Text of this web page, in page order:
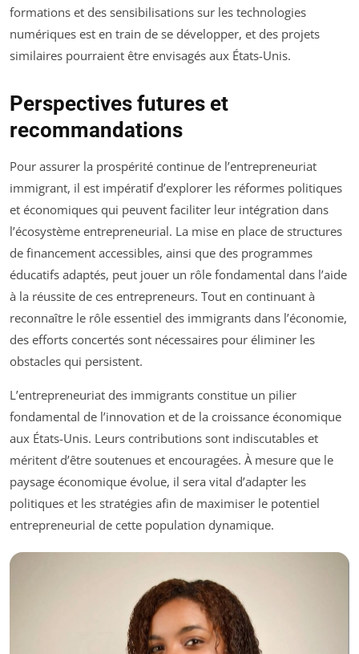
formations et des sensibilisations sur les technologies
numériques est en train de se développer, et des projets
similaires pourraient être envisagés aux États-Unis.
Perspectives futures et
recommandations
Pour assurer la prospérité continue de l’entrepreneuriat
immigrant, il est impératif d’explorer les réformes politiques
et économiques qui peuvent faciliter leur intégration dans
l’écosystème entrepreneurial. La mise en place de structures
de financement accessibles, ainsi que des programmes
éducatifs adaptés, peut jouer un rôle fondamental dans l’aide
à la réussite de ces entrepreneurs. Tout en continuant à
reconnaître le rôle essentiel des immigrants dans l’économie,
des efforts concertés sont nécessaires pour éliminer les
obstacles qui persistent.
L’entrepreneuriat des immigrants constitue un pilier
fondamental de l’innovation et de la croissance économique
aux États-Unis. Leurs contributions sont indiscutables et
méritent d’être soutenues et encouragées. À mesure que le
paysage économique évolue, il sera vital d’adapter les
politiques et les stratégies afin de maximiser le potentiel
entrepreneurial de cette population dynamique.